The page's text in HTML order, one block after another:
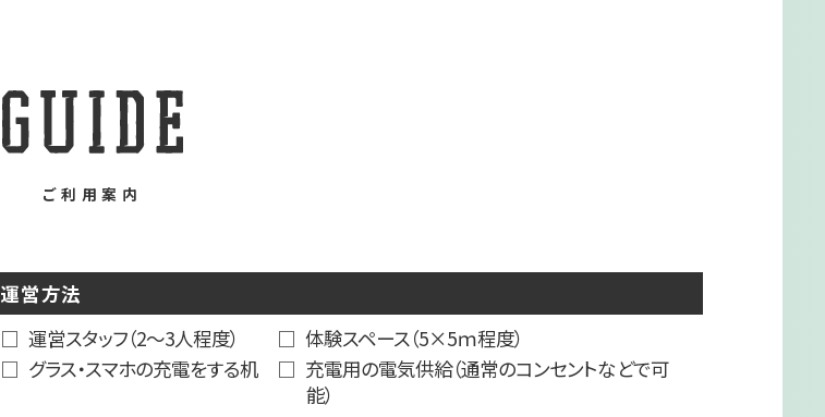
ご利用案内
運営方法
運営スタッフ（2～3人程度）
体験スペース（5×5ｍ程度）
グラス・スマホの充電をする机
充電用の電気供給（通常のコンセントなどで可
能）